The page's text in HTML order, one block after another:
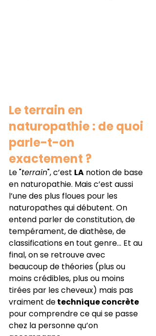
Le terrain en
naturopathie : de quoi
parle-t-on
exactement ?
Le "terrain", c’est LA notion de base
en naturopathie. Mais c’est aussi
l’une des plus floues pour les
naturopathes qui débutent. On
entend parler de constitution, de
tempérament, de diathèse, de
classifications en tout genre… Et au
final, on se retrouve avec
beaucoup de théories (plus ou
moins crédibles, plus ou moins
tirées par les cheveux) mais pas
vraiment de technique concrète
pour comprendre ce qui se passe
chez la personne qu’on